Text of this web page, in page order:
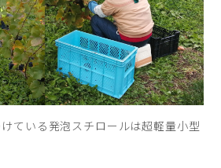
ている発泡スチロールは超軽量小型